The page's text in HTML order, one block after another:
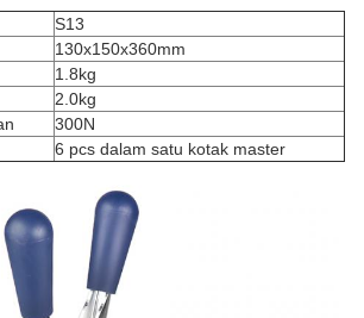
S13
130x150x360mm
1.8kg
2.0kg
300N
6 pcs dalam satu kotak master